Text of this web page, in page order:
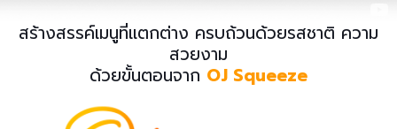
สร้างสรรค์เมนูที่แตกต่าง ครบถ้วนด้วยรสชาติ ความ
สวยงาม
ด้วยขั้นตอนจาก OJ Squeeze